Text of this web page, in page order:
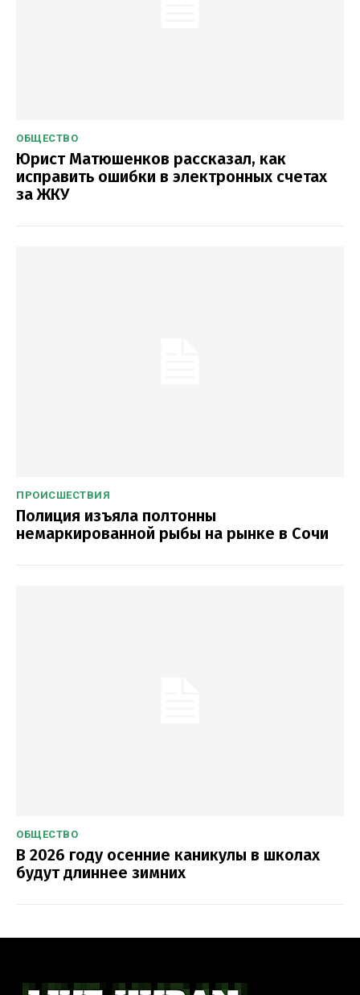
ОБЩЕСТВО
Юрист Матюшенков рассказал, как
исправить ошибки в электронных счетах
за ЖКУ
ПРОИСШЕСТВИЯ
Полиция изъяла полтонны
немаркированной рыбы на рынке в Сочи
ОБЩЕСТВО
В 2026 году осенние каникулы в школах
будут длиннее зимних